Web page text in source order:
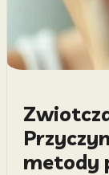
metody